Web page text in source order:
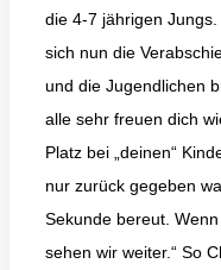
die 4-7 jährigen
sich nun die
und die Jugendlichen
alle sehr freuen dich
Platz bei „deinen“
nur zurück gegeben
Sekunde bereut.
sehen wir weiter.“ So